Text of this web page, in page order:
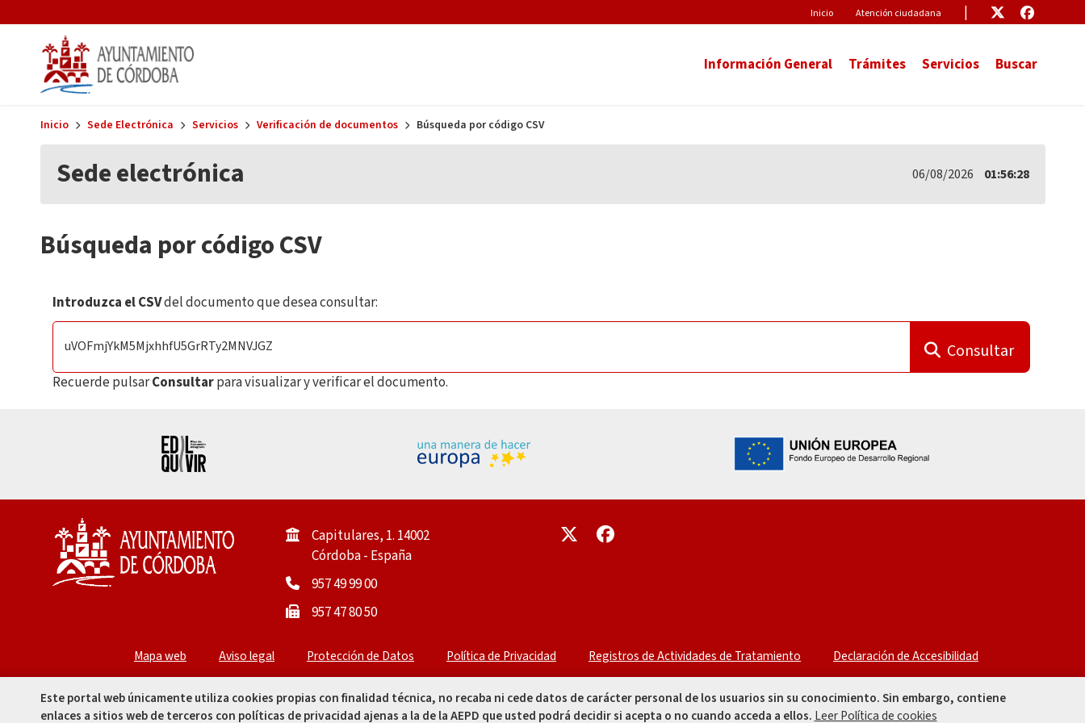
Pre-Header
Inicio Atención ciudadana EnlaceEnlace
Información General Trámites Servicios Buscar
Inicio Sede Electrónica Servicios Verificación de documentos Búsqueda por código CSV
Sede electrónica 06/08/2026 01:56:29
Búsqueda por código CSV
Introduzca el CSVdel documento que desea consultar:
Consultar
Recuerde pulsarConsultarpara visualizar y verificar el documento.
Capitulares, 1. 14002
Córdoba - España
957 49 99 00
957 47 80 50
Enlace
Mapa web Aviso legal Protección de Datos Política de Privacidad Registros de Actividades de Tratamiento Declaración de Accesibilidad
Este portal web únicamente utiliza cookies propias con finalidad técnica, no recaba ni cede datos de carácter personal de los usuarios sin su conocimiento. Sin embargo, contiene
enlaces a sitios web de terceros con políticas de privacidad ajenas a la de la AEPD que usted podrá decidir si acepta o no cuando acceda a ellos. Leer Política de cookies